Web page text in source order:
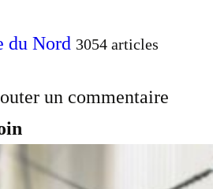
du Nord 3054 articles
un commentaire